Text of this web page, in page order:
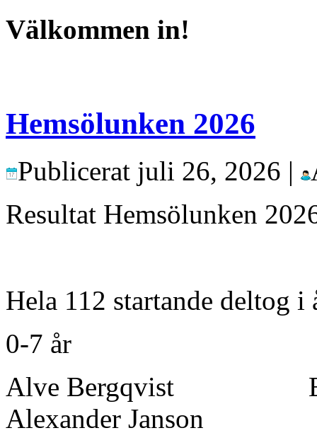
Välkommen in!
Hemsölunken 2026
Publicerat juli 26, 2026 |
Resultat Hemsölunken
Hela 112 startande deltog i
0-7 år
Alve Bergqvist
Alexander Janson